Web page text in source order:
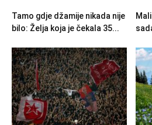
Tamo gdje džamije nikada nije
bilo: Želja koja je čekala 35...